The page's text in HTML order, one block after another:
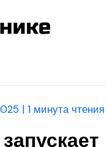
|1 минута чтения